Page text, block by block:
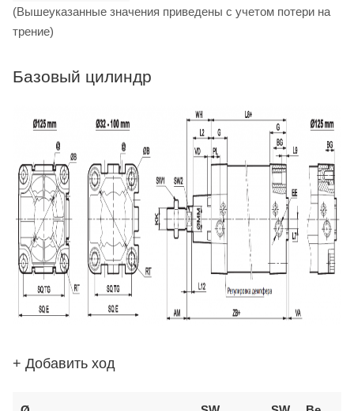
(Вышеуказанные значения приведены с учетом потери на
трение)
Базовый цилиндр
+ Добавить ход